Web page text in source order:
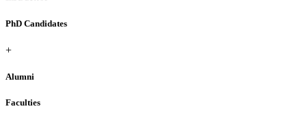
PhD Candidates
+
Alumni
Faculties